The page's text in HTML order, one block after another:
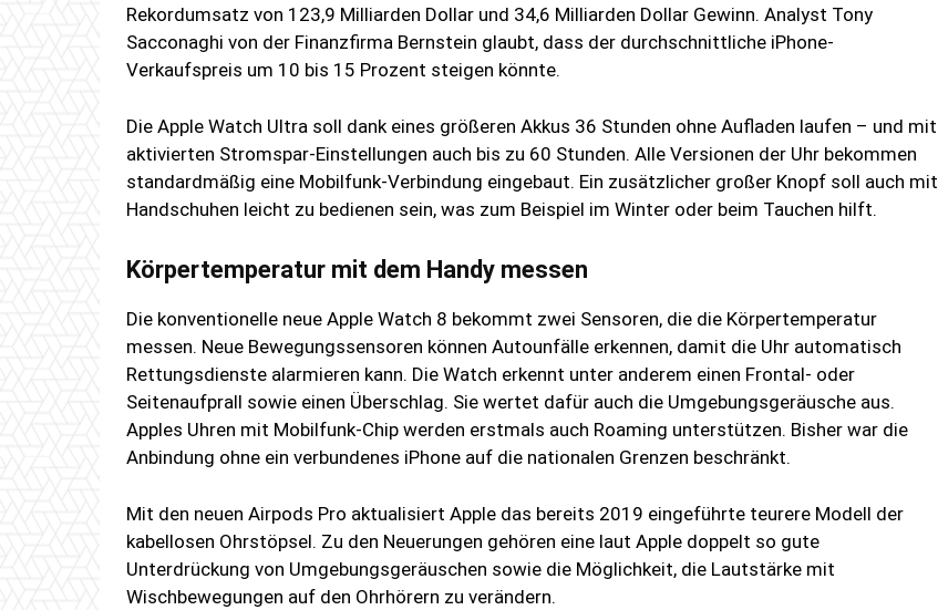
Rekordumsatz von 123,9 Milliarden Dollar und 34,6 Milliarden Dollar Gewinn. Analyst Tony
Sacconaghi von der Finanzfirma Bernstein glaubt, dass der durchschnittliche iPhone-
Verkaufspreis um 10 bis 15 Prozent steigen könnte.
Die Apple Watch Ultra soll dank eines größeren Akkus 36 Stunden ohne Aufladen laufen – und mit
aktivierten Stromspar-Einstellungen auch bis zu 60 Stunden. Alle Versionen der Uhr bekommen
standardmäßig eine Mobilfunk-Verbindung eingebaut. Ein zusätzlicher großer Knopf soll auch mit
Handschuhen leicht zu bedienen sein, was zum Beispiel im Winter oder beim Tauchen hilft.
Körpertemperatur mit dem Handy messen
Die konventionelle neue Apple Watch 8 bekommt zwei Sensoren, die die Körpertemperatur
messen. Neue Bewegungssensoren können Autounfälle erkennen, damit die Uhr automatisch
Rettungsdienste alarmieren kann. Die Watch erkennt unter anderem einen Frontal- oder
Seitenaufprall sowie einen Überschlag. Sie wertet dafür auch die Umgebungsgeräusche aus.
Apples Uhren mit Mobilfunk-Chip werden erstmals auch Roaming unterstützen. Bisher war die
Anbindung ohne ein verbundenes iPhone auf die nationalen Grenzen beschränkt.
Mit den neuen Airpods Pro aktualisiert Apple das bereits 2019 eingeführte teurere Modell der
kabellosen Ohrstöpsel. Zu den Neuerungen gehören eine laut Apple doppelt so gute
Unterdrückung von Umgebungsgeräuschen sowie die Möglichkeit, die Lautstärke mit
Wischbewegungen auf den Ohrhörern zu verändern.